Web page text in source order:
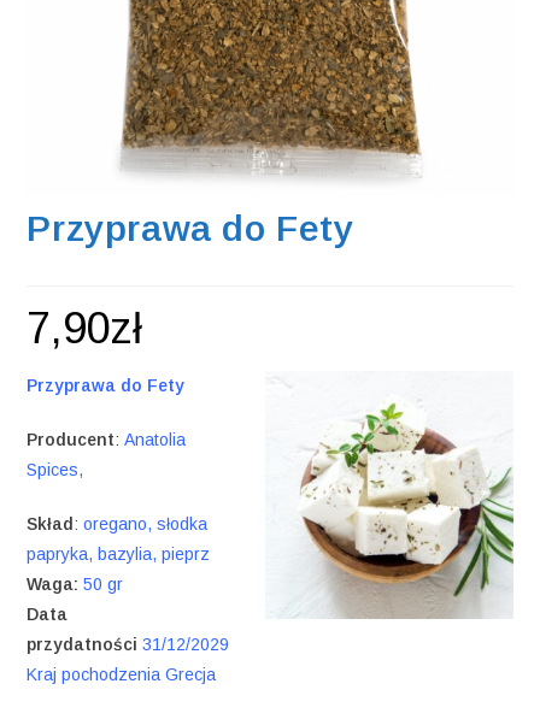
Przyprawa do Fety
7,90zł
Przyprawa do Fety
Producent:Anatolia
Spices,
Skład :oregano, słodka
papryka, bazylia, pieprz
Waga: 50 gr
Data
przydatności 31/12/2029
Kraj pochodzenia Grecja